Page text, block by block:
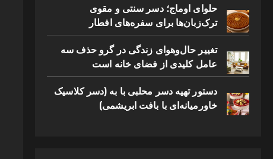
حلوای اوماج؛ دسر سنتی و مقوی
ترک‌زبان‌ها برای سفره‌های افطار
تغییر حال‌وهوای زندگی در گرو حذف سه
عامل کلیدی از فضای خانه است
دستور تهیه دسر محلبی با به (دسر کلاسیک
خاورمیانه‌ای با بافت ابریشمی)